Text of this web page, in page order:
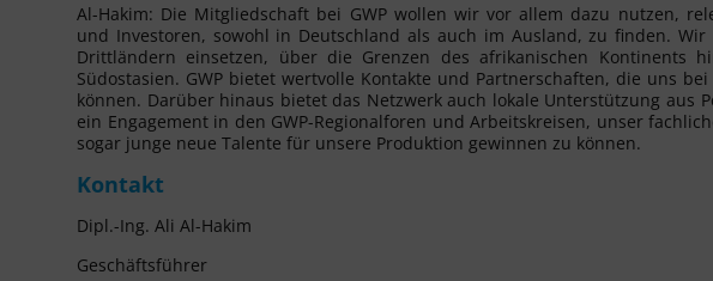
Al-Hakim: Die Mitgliedschaft bei GWP wollen wir vor allem dazu nutzen,
und Investoren, sowohl in Deutschland als auch im Ausland, zu finden.
Drittländern einsetzen, über die Grenzen des afrikanischen Kontinents
Südostasien. GWP bietet wertvolle Kontakte und Partnerschaften, die uns
können. Darüber hinaus bietet das Netzwerk auch lokale Unterstützung aus
ein Engagement in den GWP-Regionalforen und Arbeitskreisen, unser
sogar junge neue Talente für unsere Produktion gewinnen zu können.
Kontakt
Dipl.-Ing. Ali Al-Hakim
Geschäftsführer